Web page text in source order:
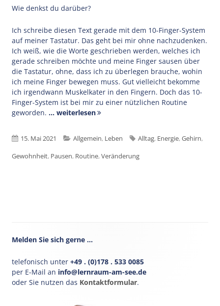
Wie denkst du darüber?
Ich schreibe diesen Text gerade mit dem 10-Finger-System
auf meiner Tastatur. Das geht bei mir ohne nachzudenken.
Ich weiß, wie die Worte geschrieben werden, welches ich
gerade schreiben möchte und meine Finger sausen über
die Tastatur, ohne, dass ich zu überlegen brauche, wohin
ich meine Finger bewegen muss. Gut vielleicht bekomme
ich irgendwann Muskelkater in den Fingern. Doch das 10-
Finger-System ist bei mir zu einer nützlichen Routine
geworden. ... weiterlesen
Veröffentlicht
am
15. Mai 2021 Kategorien
Allgemein, Leben Schlagwörter
Alltag, Energie,Gehirn,
Gewohnheit, Pausen, Routine,Veränderung
Haupt-
Seitenleiste
Melden Sie sich gerne …
telefonisch unter +49 . (0)178 . 533 0085
per E-Mail an info@lernraum-am-see.de
oder Sie nutzen das Kontaktformular.